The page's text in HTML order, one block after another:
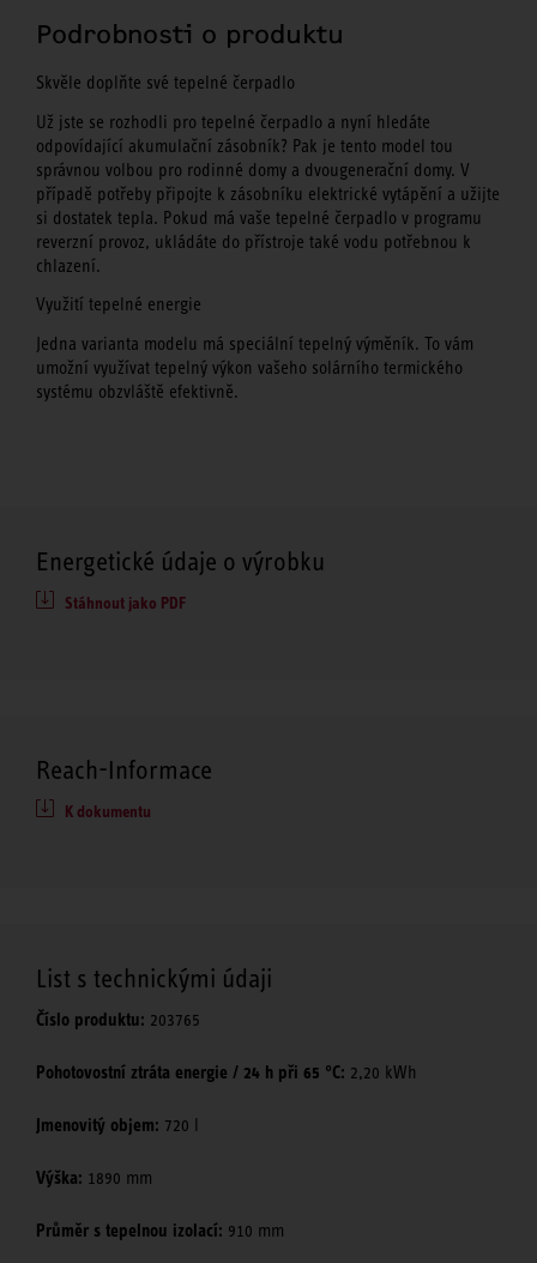
Podrobnosti o produktu
Skvěle doplňte své tepelné čerpadlo
Už jste se rozhodli pro tepelné čerpadlo a nyní hledáte
odpovídající akumulační zásobník? Pak je tento model tou
správnou volbou pro rodinné domy a dvougenerační domy. V
případě potřeby připojte k zásobníku elektrické vytápění a užijte
si dostatek tepla. Pokud má vaše tepelné čerpadlo v programu
reverzní provoz, ukládáte do přístroje také vodu potřebnou k
chlazení.
Využití tepelné energie
Jedna varianta modelu má speciální tepelný výměník. To vám
umožní využívat tepelný výkon vašeho solárního termického
systému obzvláště efektivně.
Energetické údaje o výrobku
Stáhnout jako PDF
Reach-Informace
K dokumentu
List s technickými údaji
Číslo produktu: 203765
Pohotovostní ztráta energie / 24 h při 65 °C: 2,20 kWh
Jmenovitý objem: 720 l
Výška: 1890 mm
Průměr s tepelnou izolací: 910 mm